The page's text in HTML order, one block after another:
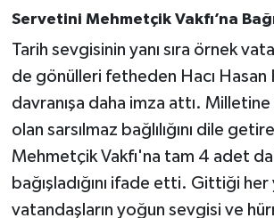
Servetini Mehmetçik Vakfı’na
Tarih sevgisinin yanı sıra örnek
de gönülleri fetheden Hacı Hasan
davranışa daha imza attı.
olan sarsılmaz bağlılığını dile
Mehmetçik Vakfı'na tam 4 adet
bağışladığını ifade etti. Gittiği
vatandaşların yoğun sevgisi ve